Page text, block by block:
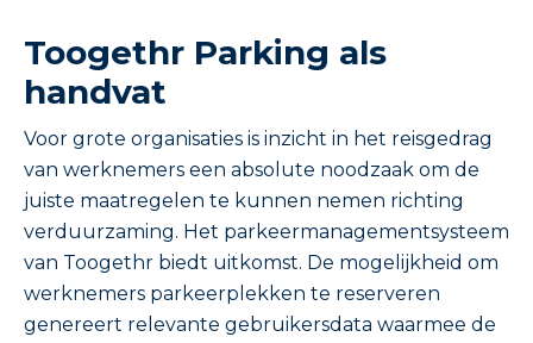
Toogethr Parking als
handvat
Voor grote organisaties is inzicht in het reisgedrag
van werknemers een absolute noodzaak om de
juiste maatregelen te kunnen nemen richting
verduurzaming. Het parkeermanagementsysteem
van Toogethr biedt uitkomst. De mogelijkheid om
werknemers parkeerplekken te reserveren
genereert relevante gebruikersdata waarmee de